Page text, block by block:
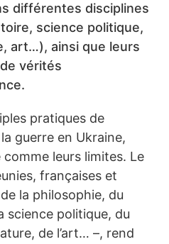
différentes disciplines
science politique,
art…), ainsi que leurs
vérités
pratiques de
guerre en Ukraine,
leurs limites. Le
françaises et
la philosophie, du
science politique, du
de l’art… –, rend